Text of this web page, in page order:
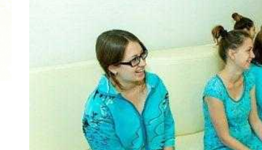
2022 ГОД ПРОВОЗГЛАШЕН ГОДОМ
МАТЕРИ В ЯКУТИИ
19.12.2021